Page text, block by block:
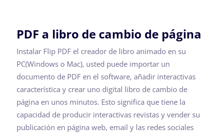
PDF a libro de cambio de página
Instalar Flip PDF el creador de libro animado en su
PC(Windows o Mac), usted puede importar un
documento de PDF en el software, añadir interactivas
característica y crear uno digital libro de cambio de
página en unos minutos. Esto significa que tiene la
capacidad de producir interactivas revistas y vender su
publicación en página web, email y las redes sociales